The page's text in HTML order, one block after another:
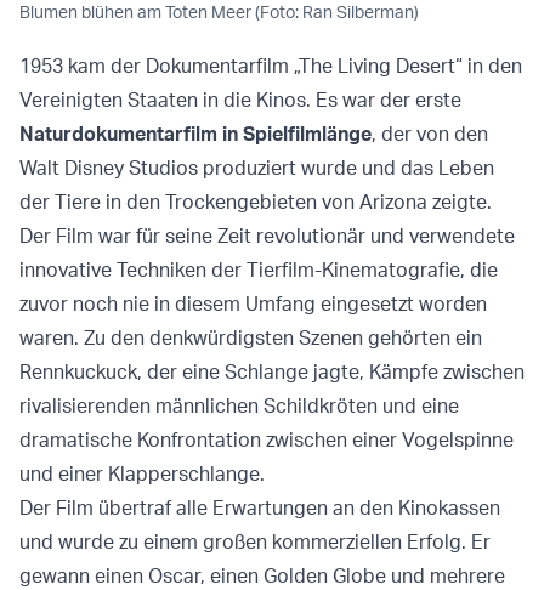
Blumen blühen am Toten Meer (Foto: Ran Silberman)
1953 kam der Dokumentarfilm „The Living Desert“ in den
Vereinigten Staaten in die Kinos. Es war der erste
Naturdokumentarfilm in Spielfilmlänge, der von den
Walt Disney Studios produziert wurde und das Leben
der Tiere in den Trockengebieten von Arizona zeigte.
Der Film war für seine Zeit revolutionär und verwendete
innovative Techniken der Tierfilm-Kinematografie, die
zuvor noch nie in diesem Umfang eingesetzt worden
waren. Zu den denkwürdigsten Szenen gehörten ein
Rennkuckuck, der eine Schlange jagte, Kämpfe zwischen
rivalisierenden männlichen Schildkröten und eine
dramatische Konfrontation zwischen einer Vogelspinne
und einer Klapperschlange.
Der Film übertraf alle Erwartungen an den Kinokassen
und wurde zu einem großen kommerziellen Erfolg. Er
gewann einen Oscar, einen Golden Globe und mehrere